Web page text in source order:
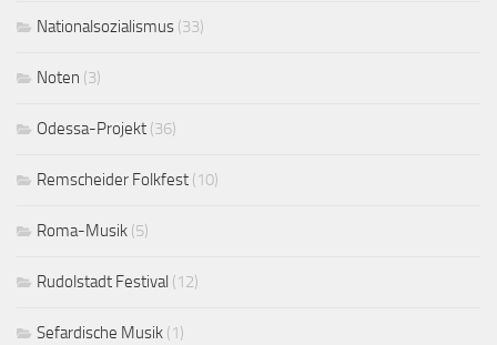
Nationalsozialismus (33)
Noten (3)
Odessa-Projekt (36)
Remscheider Folkfest (10)
Roma-Musik (5)
Rudolstadt Festival (12)
Sefardische Musik (1)